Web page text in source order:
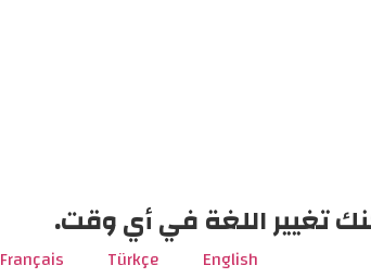
تغيير اللغة في أي وقت.
English
Türkçe
Français